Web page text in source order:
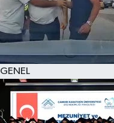
GENEL
KÜLTÜR SANAT
SAĞLIK
SİYASET